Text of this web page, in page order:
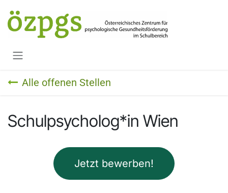
Alle offenen Stellen
Schulpsycholog*in Wien
Jetzt bewerben!